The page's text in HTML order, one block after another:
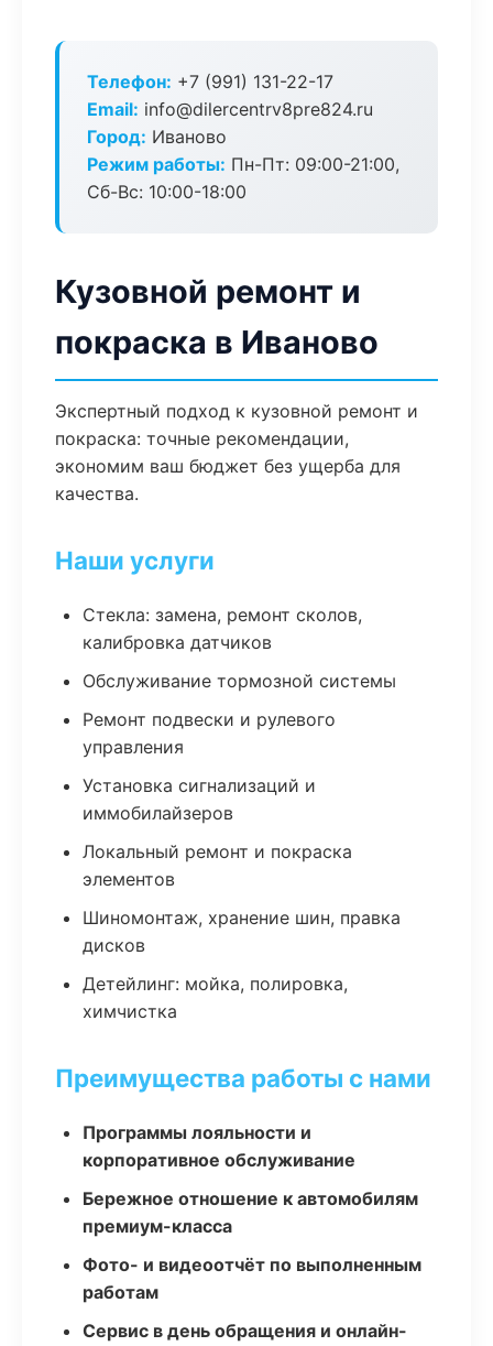
Телефон: +7 (991) 131-22-17
Email: info@dilercentrv8pre824.ru
Город: Иваново
Режим работы: Пн-Пт: 09:00-21:00,
Сб-Вс: 10:00-18:00
Кузовной ремонт и
покраска в Иваново
Экспертный подход к кузовной ремонт и
покраска: точные рекомендации,
экономим ваш бюджет без ущерба для
качества.
Наши услуги
Стекла: замена, ремонт сколов,
калибровка датчиков
Обслуживание тормозной системы
Ремонт подвески и рулевого
управления
Установка сигнализаций и
иммобилайзеров
Локальный ремонт и покраска
элементов
Шиномонтаж, хранение шин, правка
дисков
Детейлинг: мойка, полировка,
химчистка
Преимущества работы с нами
Программы лояльности и
корпоративное обслуживание
Бережное отношение к автомобилям
премиум-класса
Фото- и видеоотчёт по выполненным
работам
Сервис в день обращения и онлайн-